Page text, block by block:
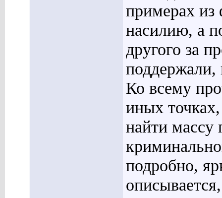
примерах из
насилию, а
другого за
поддержали,
Ко всему
иных
найти массу
подробно,